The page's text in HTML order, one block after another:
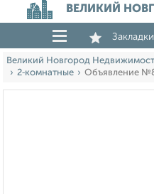
ВЕЛИКИЙ
Закладки
Великий Новгород
2‑комнатные
Объявление